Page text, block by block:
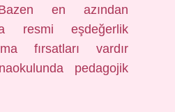
en azından
resmi eşdeğerlik
fırsatları vardır
pedagojik